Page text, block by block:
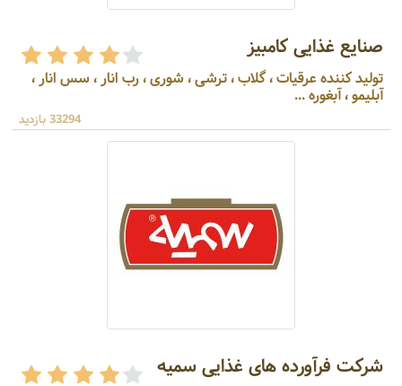
صنایع غذایی کامبیز
تولید کننده عرقیات ، گلاب ، ترشی ، شوری ، رب انار ، سس انار ،
آبلیمو ، آبغوره ...
33294 بازدید
شرکت فرآورده های غذایی سمیه